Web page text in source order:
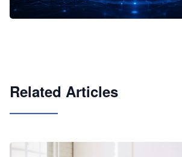
Related Articles